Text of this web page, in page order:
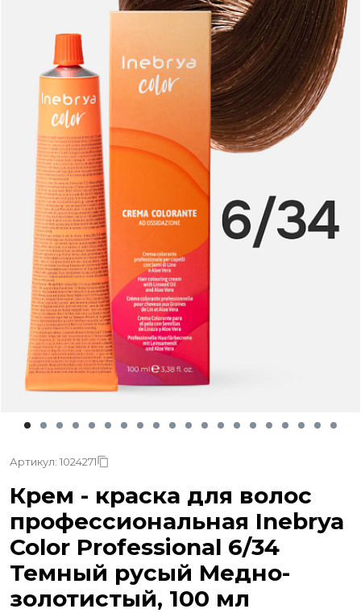
Артикул: 1024271
Крем - краска для волос
профессиональная Inebrya
Color Professional 6/34
Темный русый Медно-
золотистый, 100 мл